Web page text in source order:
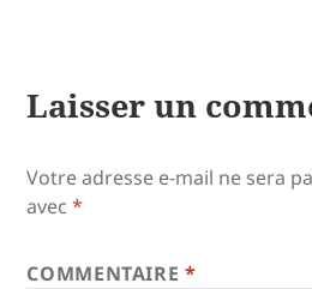
Laisser un
Votre adresse e-mail ne sera
avec*
COMMENTAIRE*